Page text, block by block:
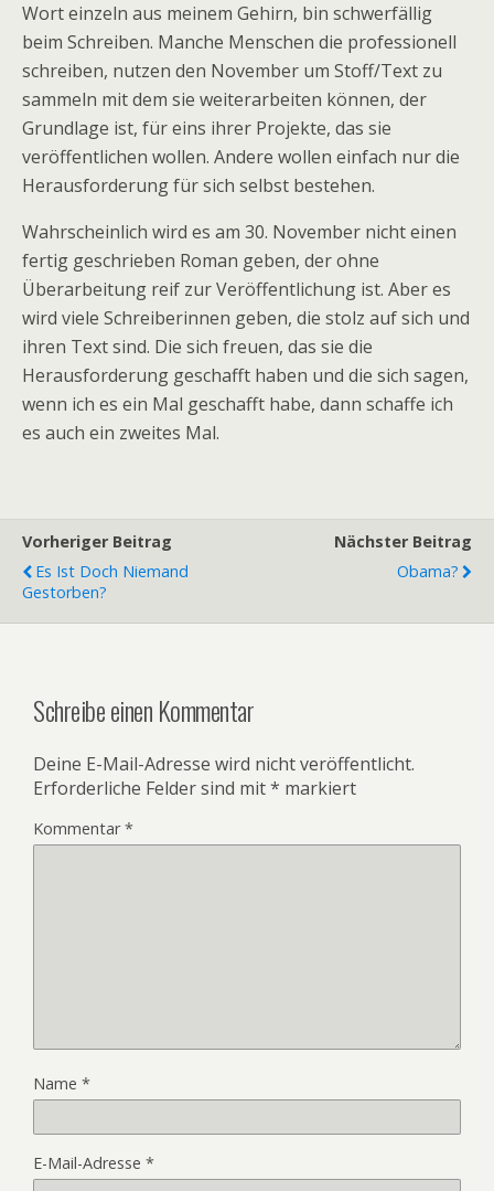
Wort einzeln aus meinem Gehirn, bin schwerfällig
beim Schreiben. Manche Menschen die professionell
schreiben, nutzen den November um Stoff/Text zu
sammeln mit dem sie weiterarbeiten können, der
Grundlage ist, für eins ihrer Projekte, das sie
veröffentlichen wollen. Andere wollen einfach nur die
Herausforderung für sich selbst bestehen.
Wahrscheinlich wird es am 30. November nicht einen
fertig geschrieben Roman geben, der ohne
Überarbeitung reif zur Veröffentlichung ist. Aber es
wird viele Schreiberinnen geben, die stolz auf sich und
ihren Text sind. Die sich freuen, das sie die
Herausforderung geschafft haben und die sich sagen,
wenn ich es ein Mal geschafft habe, dann schaffe ich
es auch ein zweites Mal.
Vorheriger Beitrag
Es Ist Doch Niemand
Gestorben?
Nächster Beitrag
Obama?
Schreibe einen Kommentar
Deine E-Mail-Adresse wird nicht veröffentlicht.
Erforderliche Felder sind mit* markiert
Kommentar*
Name *
E-Mail-Adresse *